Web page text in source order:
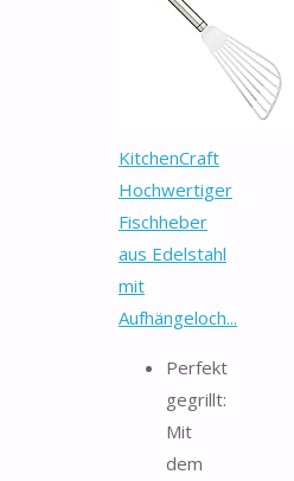
KitchenCraft
Hochwertiger
Fischheber
aus Edelstahl
mit
Aufhängeloch...
Perfekt
gegrillt:
Mit
dem